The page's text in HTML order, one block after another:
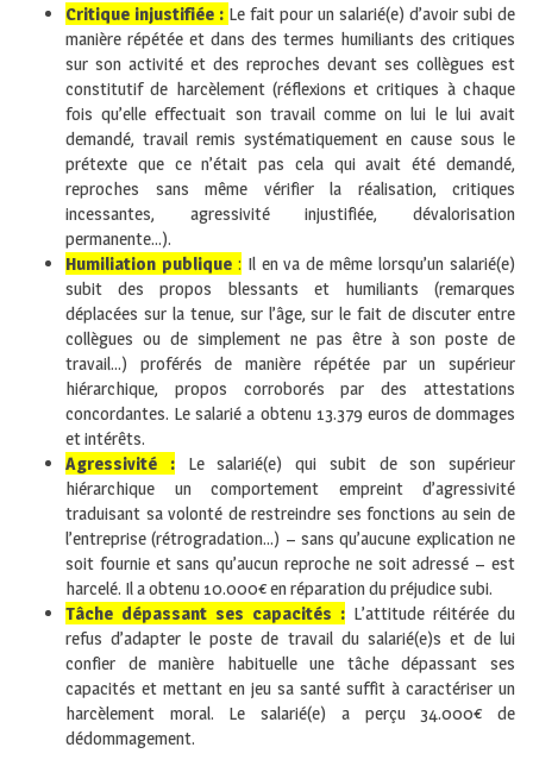
Critique injustifiée : Le fait pour un salarié(e) d’avoir subi de
manière répétée et dans des termes humiliants des critiques
sur son activité et des reproches devant ses collègues est
constitutif de harcèlement (réflexions et critiques à chaque
fois qu’elle effectuait son travail comme on lui le lui avait
demandé, travail remis systématiquement en cause sous le
prétexte que ce n’était pas cela qui avait été demandé,
reproches sans même vérifier la réalisation, critiques
incessantes, agressivité injustifiée, dévalorisation
permanente…).
Humiliation publique: Il en va de même lorsqu’un salarié(e)
subit des propos blessants et humiliants (remarques
déplacées sur la tenue, sur l’âge, sur le fait de discuter entre
collègues ou de simplement ne pas être à son poste de
travail…) proférés de manière répétée par un supérieur
hiérarchique, propos corroborés par des attestations
concordantes. Le salarié a obtenu 13.379 euros de dommages
et intérêts.
Agressivité :Le salarié(e) qui subit de son supérieur
hiérarchique un comportement empreint d’agressivité
traduisant sa volonté de restreindre ses fonctions au sein de
l’entreprise (rétrogradation…) – sans qu’aucune explication ne
soit fournie et sans qu’aucun reproche ne soit adressé – est
harcelé. Il a obtenu 10.000€ en réparation du préjudice subi.
Tâche dépassant ses capacités : L’attitude réitérée du
refus d’adapter le poste de travail du salarié(e)s et de lui
confier de manière habituelle une tâche dépassant ses
capacités et mettant en jeu sa santé suffit à caractériser un
harcèlement moral. Le salarié(e) a perçu 34.000€ de
dédommagement.